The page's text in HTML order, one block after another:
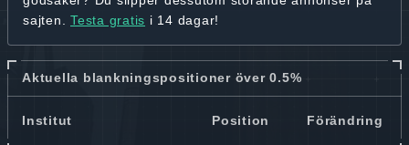
sajten. Testa gratis i 14 dagar!
Aktuella blankningspositioner över 0.5%
Institut Position Förändring